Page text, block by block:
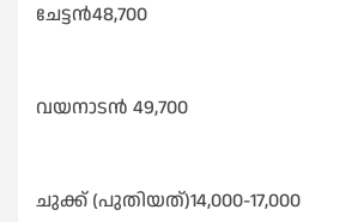
ചേട്ടൻ48,700
വയനാടൻ 49,700
ചുക്ക് (പുതിയത്)14,000-17,000